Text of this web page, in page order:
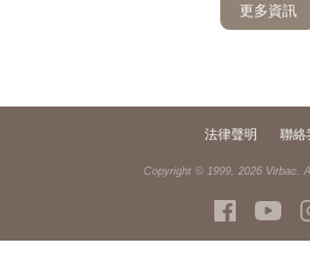
更多資訊
法律聲明 聯絡
Copyright © 1999, 2026Virbac.